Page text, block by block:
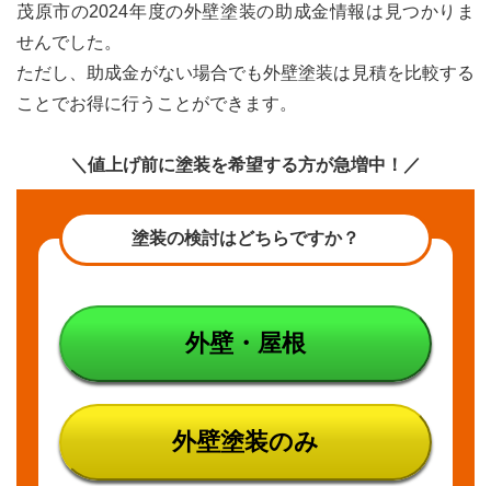
茂原市の2024年度の外壁塗装の助成金情報は見つかりま
せんでした。
ただし、助成金がない場合でも外壁塗装は見積を比較する
ことでお得に行うことができます。
＼値上げ前に塗装を希望する方が急増中！／
塗装の検討はどちらですか？
外壁・屋根
外壁塗装のみ